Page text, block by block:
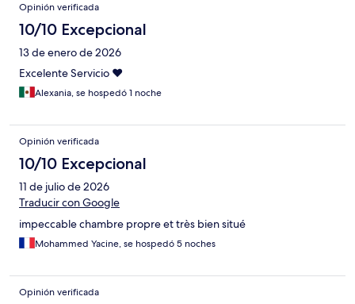
Opinión verificada
10/10 Excepcional
13 de enero de 2026
Excelente Servicio ❤️
Alexania, se hospedó 1 noche
Opinión verificada
10/10 Excepcional
11 de julio de 2026
Traducir con Google
impeccable chambre propre et très bien situé
Mohammed Yacine, se hospedó 5 noches
Opinión verificada